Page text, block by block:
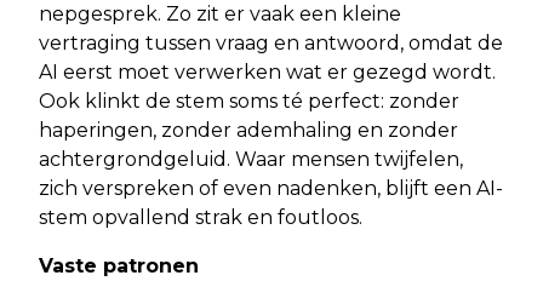
nepgesprek. Zo zit er vaak een kleine
vertraging tussen vraag en antwoord, omdat de
AI eerst moet verwerken wat er gezegd wordt.
Ook klinkt de stem soms té perfect: zonder
haperingen, zonder ademhaling en zonder
achtergrondgeluid. Waar mensen twijfelen,
zich verspreken of even nadenken, blijft een AI-
stem opvallend strak en foutloos.
Vaste patronen